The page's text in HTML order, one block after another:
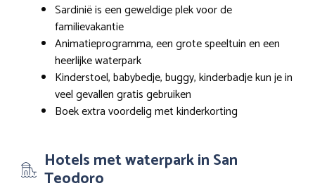
Sardinië is een geweldige plek voor de
familievakantie
Animatieprogramma, een grote speeltuin en een
heerlijke waterpark
Kinderstoel, babybedje, buggy, kinderbadje kun je in
veel gevallen gratis gebruiken
Boek extra voordelig met kinderkorting
Hotels met waterpark in San
Teodoro